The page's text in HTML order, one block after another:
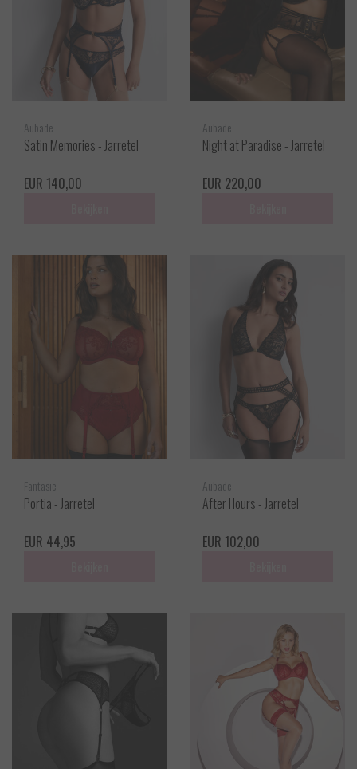
Aubade
Satin Memories - Jarretel
EUR 140,00
Aubade
Night at Paradise - Jarretel
EUR 220,00
Fantasie
Portia - Jarretel
EUR 44,95
Aubade
After Hours - Jarretel
EUR 102,00